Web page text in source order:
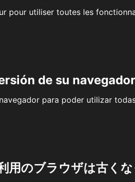
pour utiliser toutes les
de su
para poder utilizar
用のブラウザは古く